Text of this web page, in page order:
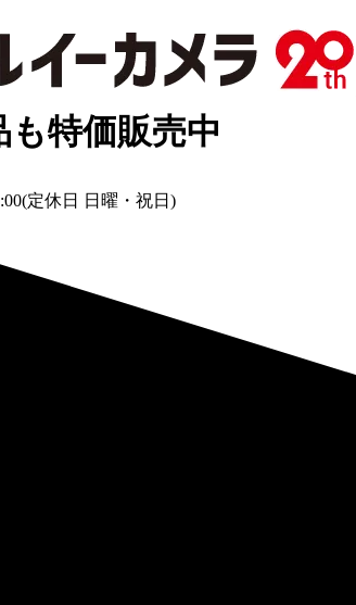
特価販売中
定休日 日曜・祝日)